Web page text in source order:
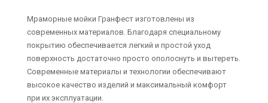
Мраморные мойки Гранфест изготовлены из
современных материалов. Благодаря специальному
покрытию обеспечивается легкий и простой уход
поверхность достаточно просто ополоснуть и вытереть.
Современные материалы и технологии обеспечивают
высокое качество изделий и максимальный комфорт
при их эксплуатации.